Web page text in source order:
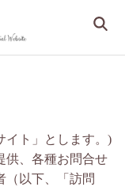
イト」とします。)
供、各種お問合せ
（以下、「訪問